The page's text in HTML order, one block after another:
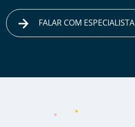
FALAR COM ESPECIALISTA